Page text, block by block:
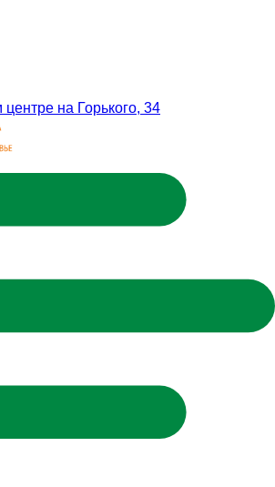
на Горького, 34